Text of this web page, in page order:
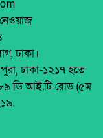
কিন্তুু প্রয়োগ নেই
রংপুরে ১১ দলের
বাংলাদেশিসহ
উদ্ধার
ঢাকা।
ঢাকা-১২১৭ হতে
ডি আই.টি রোড (৫ম